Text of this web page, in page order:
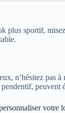
plus sportif,
n’hésitez pas
peuvent
votre